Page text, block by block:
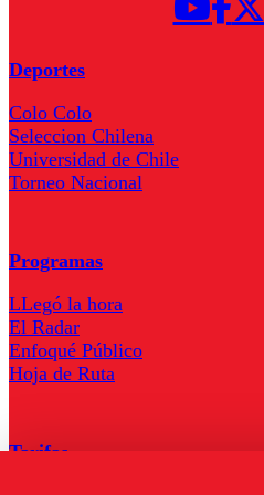
Deportes
Colo Colo
Seleccion Chilena
Universidad de Chile
Torneo Nacional
Programas
LLegó la hora
El Radar
Enfoqué Público
Hoja de Ruta
Tarifas